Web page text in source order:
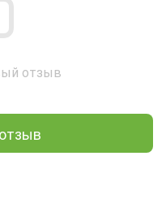
отзыв